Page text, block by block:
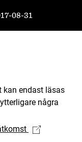
08-31
kan endast läsas
några